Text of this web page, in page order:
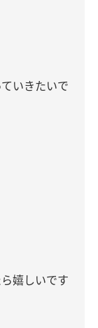
いきたいで
嬉しいです